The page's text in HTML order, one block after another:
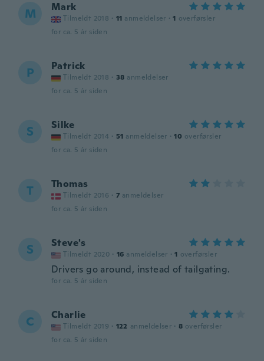
M Mark
Tilmeldt 2018 · 11 anmeldelser · 1 overførsler
for ca. 5 år siden
P Patrick
Tilmeldt 2018 · 38 anmeldelser
for ca. 5 år siden
S Silke
Tilmeldt 2014 · 51 anmeldelser · 10 overførsler
for ca. 5 år siden
T Thomas
Tilmeldt 2016 · 7 anmeldelser
for ca. 5 år siden
S Steve's
Tilmeldt 2020 · 16 anmeldelser · 1 overførsler
Drivers go around, instead of tailgating.
for ca. 5 år siden
C Charlie
Tilmeldt 2019 · 122 anmeldelser · 8 overførsler
for ca. 5 år siden